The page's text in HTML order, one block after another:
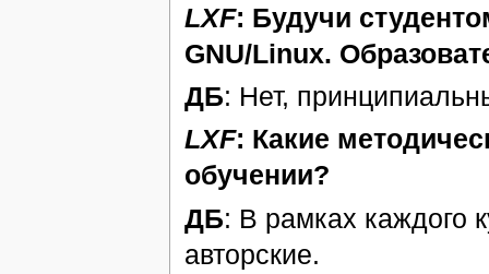
LXF: Будучи
GNU/Linux.
ДБ: Нет,
LXF: Какие
обучении?
ДБ: В рамках каждого
авторские.